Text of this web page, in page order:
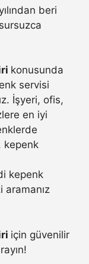
beri
konusunda
servisi
İşyeri, ofis,
en iyi
kepenk
kepenk
aramanız
için güvenilir